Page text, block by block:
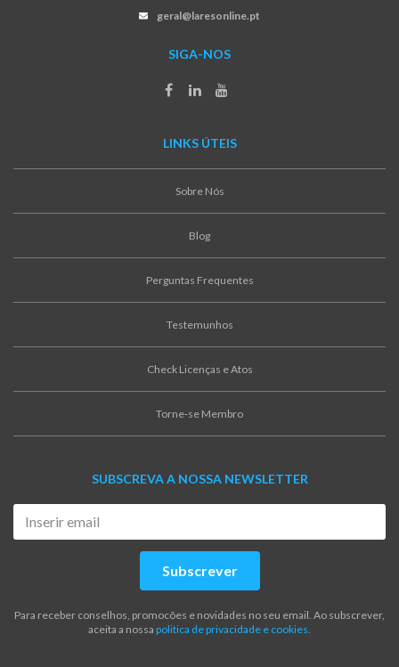
geral@laresonline.pt
SIGA-NOS
LINKS ÚTEIS
Sobre Nós
Blog
Perguntas Frequentes
Testemunhos
Check Licenças e Atos
Torne-se Membro
SUBSCREVA A NOSSA NEWSLETTER
Subscrever
Para receber conselhos, promocões e novidades no seu email. Ao subscrever,
aceita a nossa politica de privacidade e cookies.